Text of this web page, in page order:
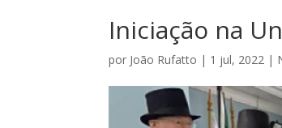
Iniciação na
por João Rufatto | 1 jul, 2022 |